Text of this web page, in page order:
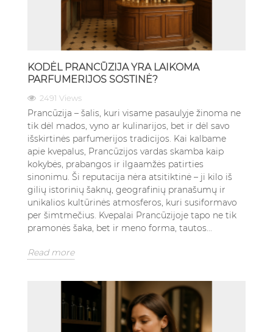
KODĖL PRANCŪZIJA YRA LAIKOMA
PARFUMERIJOS SOSTINĖ?
2491 Views
Prancūzija – šalis, kuri visame pasaulyje žinoma ne
tik dėl mados, vyno ar kulinarijos, bet ir dėl savo
išskirtinės parfumerijos tradicijos. Kai kalbame
apie kvepalus, Prancūzijos vardas skamba kaip
kokybės, prabangos ir ilgaamžės patirties
sinonimu. Ši reputacija nėra atsitiktinė – ji kilo iš
gilių istorinių šaknų, geografinių pranašumų ir
unikalios kultūrinės atmosferos, kuri susiformavo
per šimtmečius. Kvepalai Prancūzijoje tapo ne tik
pramonės šaka, bet ir meno forma, tautos...
Read more